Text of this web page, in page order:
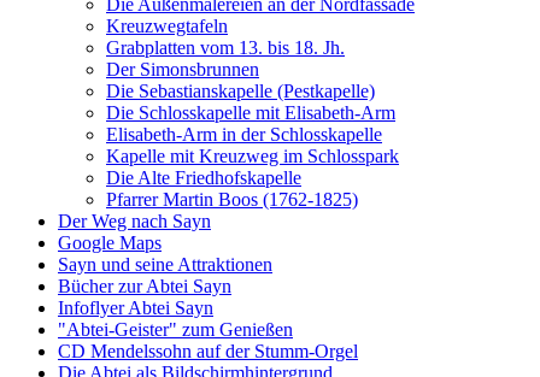
Die Außenmalereien an der Nordfassade
Kreuzwegtafeln
Grabplatten vom 13. bis 18. Jh.
Der Simonsbrunnen
Die Sebastianskapelle (Pestkapelle)
Die Schlosskapelle mit Elisabeth-Arm
Elisabeth-Arm in der Schlosskapelle
Kapelle mit Kreuzweg im Schlosspark
Die Alte Friedhofskapelle
Pfarrer Martin Boos (1762-1825)
Der Weg nach Sayn
Google Maps
Sayn und seine Attraktionen
Bücher zur Abtei Sayn
Infoflyer Abtei Sayn
"Abtei-Geister" zum Genießen
CD Mendelssohn auf der Stumm-Orgel
Die Abtei als Bildschirmhintergrund